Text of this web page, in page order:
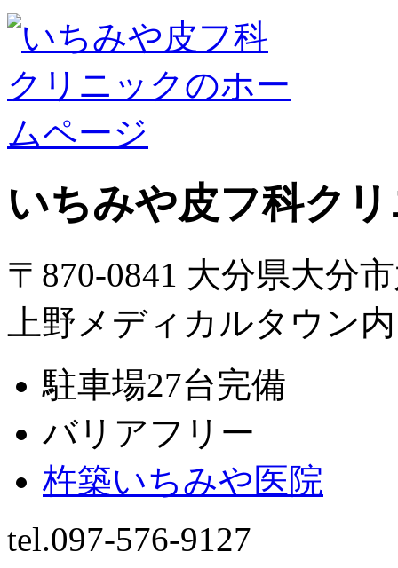
いちみや皮フ科ク
〒870-0841 大分県大分
上野メディカルタウン内
駐車場27台完備
バリアフリー
杵築いちみや医院
tel.097-576-9127